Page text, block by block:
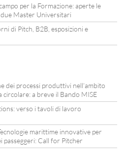
per la Formazione: aperte le
Master Universitari
di Pitch, B2B, esposizioni e
dei processi produttivi nell’ambito
circolare: a breve il Bando MISE
verso i tavoli di lavoro
marittime innovative per
passeggeri: Call for Pitcher